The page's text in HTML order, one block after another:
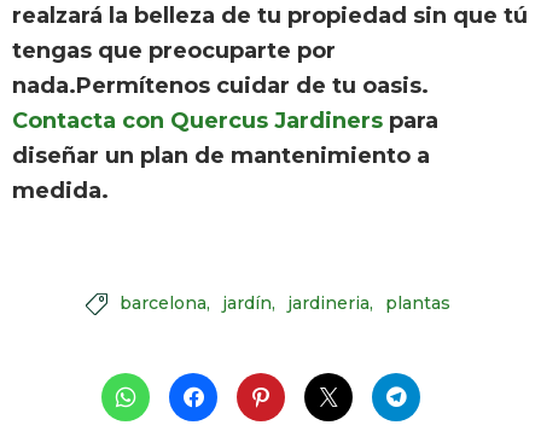
realzará la belleza de tu propiedad sin que tú
tengas que preocuparte por
nada.Permítenos cuidar de tu oasis.
Contacta con Quercus Jardiners para
diseñar un plan de mantenimiento a
medida.
 barcelona jardín jardineria plantas